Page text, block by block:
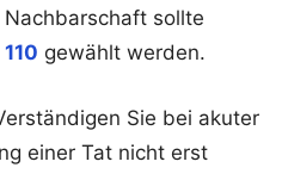
sollte
110 gewählt werden.
Sie bei akuter
einer Tat nicht erst